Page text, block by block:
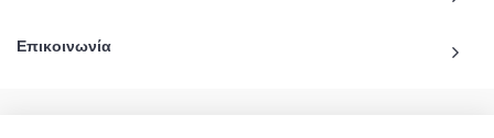
Επικοινωνία